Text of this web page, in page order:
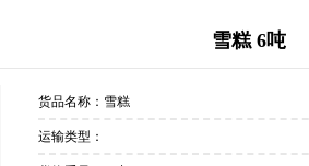
雪糕 6吨
货品名称：雪糕
运输类型：